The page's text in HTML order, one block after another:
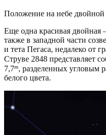
Положение на небе двойной
Еще одна красивая
также в западной части
и тета Пегаса, недалеко от
Струве 2848 представляет
7,7m, разделенных угловым
белого цвета.